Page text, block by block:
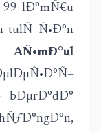
99 lÐ°mÑ€u
AÑ•mÐ°ul
bÐµrÐ°dÐ°